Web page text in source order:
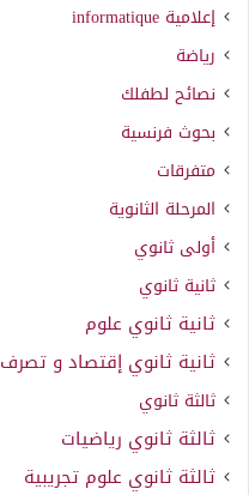
إعلامية informatique
رياضة
نصائح لطفلك
بحوث فرنسية
متفرقات
المرحلة الثانوية
أولى ثانوي
ثانية ثانوي
ثانية ثانوي علوم
ثانية ثانوي إقتصاد و تصرف
ثالثة ثانوي
ثالثة ثانوي رياضيات
ثالثة ثانوي علوم تجريبية